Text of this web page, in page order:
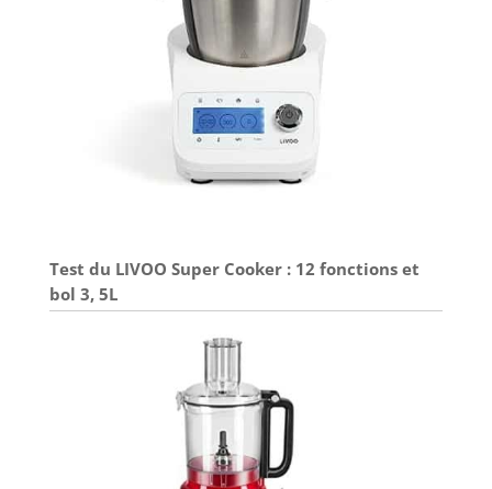
Test du LIVOO Super Cooker : 12 fonctions et
bol 3, 5L